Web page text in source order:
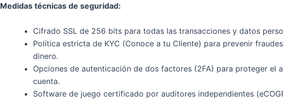
Medidas técnicas de seguridad:
Cifrado SSL de 256 bits para todas las transacciones y datos
Política estricta de KYC (Conoce a tu Cliente) para prevenir
dinero.
Opciones de autenticación de dos factores (2FA) para proteger el
cuenta.
Software de juego certificado por auditores independientes